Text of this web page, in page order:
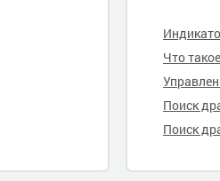
Что
Поиск
Поиск